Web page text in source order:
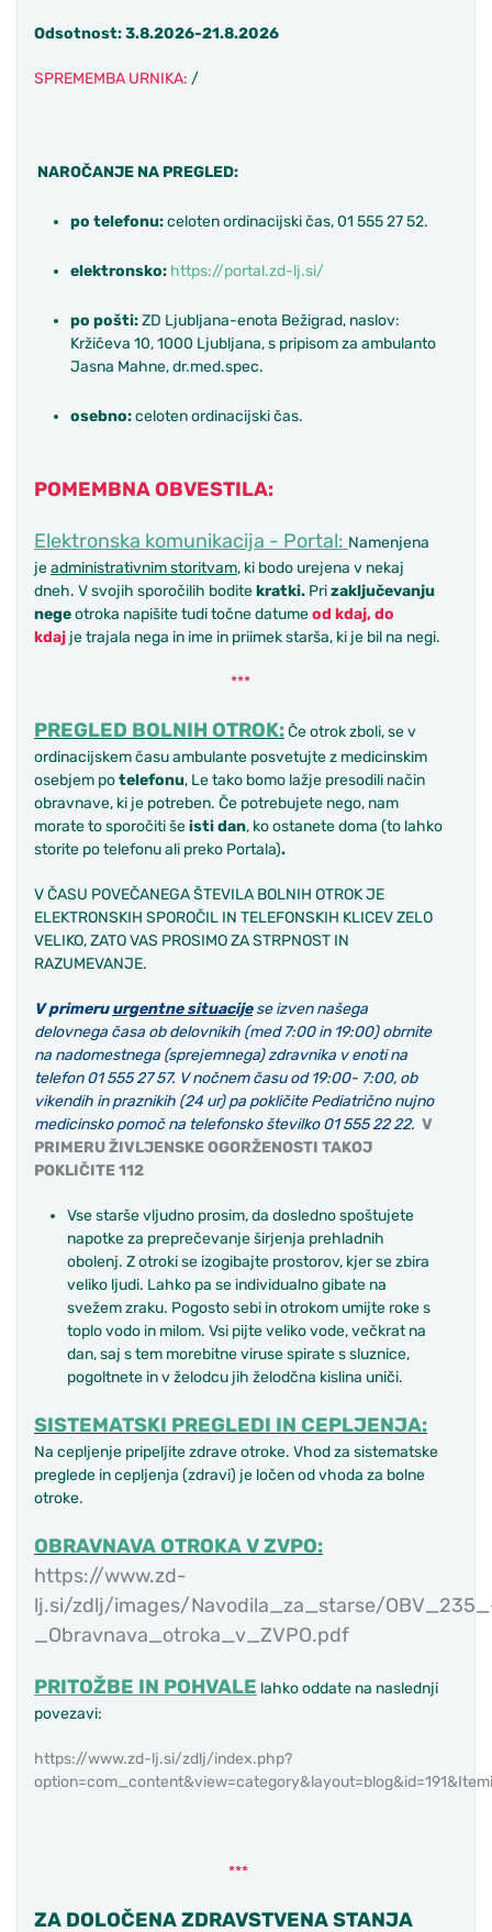
Odsotnost: 3.8.2026-21.8.2026
SPREMEMBA URNIKA: /
NAROČANJE NA PREGLED:
po telefonu:celoten ordinacijski čas, 01 555 27 52.
elektronsko: https://portal.zd-lj.si/
po pošti:ZD Ljubljana-enota Bežigrad, naslov:
Kržičeva 10, 1000 Ljubljana, s pripisom za ambulanto
Jasna Mahne, dr.med.spec.
osebno:celoten ordinacijski čas.
POMEMBNA OBVESTILA:
Elektronska komunikacija - Portal: Namenjena
jeadministrativnim storitvam, ki bodo urejena v nekaj
dneh. V svojih sporočilih boditekratki. Prizaključevanju
negeotroka napišite tudi točne datumeod kdaj, do
kdaj je trajala nega in ime in priimek starša, ki je bil na negi.
***
PREGLED BOLNIH OTROK:Če otrok zboli, se v
ordinacijskem času ambulante posvetujte z medicinskim
osebjem potelefonu, Le tako bomo lažje presodili način
obravnave, ki je potreben. Če potrebujete nego, nam
morate to sporočiti šeisti dan, ko ostanete doma (to lahko
storite po telefonu ali preko Portala).
V ČASU POVEČANEGA ŠTEVILA BOLNIH OTROK JE
ELEKTRONSKIH SPOROČIL IN TELEFONSKIH KLICEV ZELO
VELIKO, ZATO VAS PROSIMO ZA STRPNOST IN
RAZUMEVANJE.
V primeruurgentne situacije se izven našega
delovnega časa ob delovnikih (med 7:00 in 19:00) obrnite
na nadomestnega (sprejemnega) zdravnika v enoti na
telefon 01 555 27 57. V nočnem času od 19:00- 7:00, ob
vikendih in praznikih (24 ur) pa pokličite Pediatrično nujno
medicinsko pomoč na telefonsko številko 01 555 22 22. V
PRIMERU ŽIVLJENSKE OGORŽENOSTI TAKOJ
POKLIČITE 112
Vse starše vljudno prosim, da dosledno spoštujete
napotke za preprečevanje širjenja prehladnih
obolenj. Z otroki se izogibajte prostorov, kjer se zbira
veliko ljudi. Lahko pa se individualno gibate na
svežem zraku. Pogosto sebi in otrokom umijte roke s
toplo vodo in milom. Vsi pijte veliko vode, večkrat na
dan, saj s tem morebitne viruse spirate s sluznice,
pogoltnete in v želodcu jih želodčna kislina uniči.
SISTEMATSKI PREGLEDI IN CEPLJENJA:
Na cepljenje pripeljite zdrave otroke. Vhod za sistematske
preglede in cepljenja (zdravi) je ločen od vhoda za bolne
otroke.
OBRAVNAVA OTROKA V ZVPO:
https://www.zd-
lj.si/zdlj/images/Navodila_za_starse/
_Obravnava_otroka_v_ZVPO.pdf
PRITOŽBE IN POHVALE lahko oddate na naslednji
povezavi:
https://www.zd-lj.si/zdlj/index.php?
***
ZA DOLOČENA ZDRAVSTVENA STANJA